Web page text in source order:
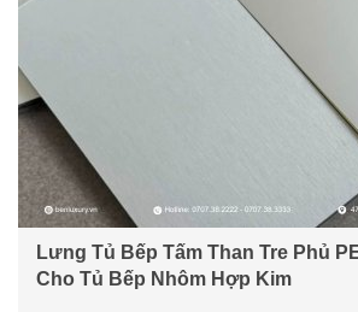
Lưng Tủ Bếp Tấm Than Tre Phủ
Cho Tủ Bếp Nhôm Hợp Kim